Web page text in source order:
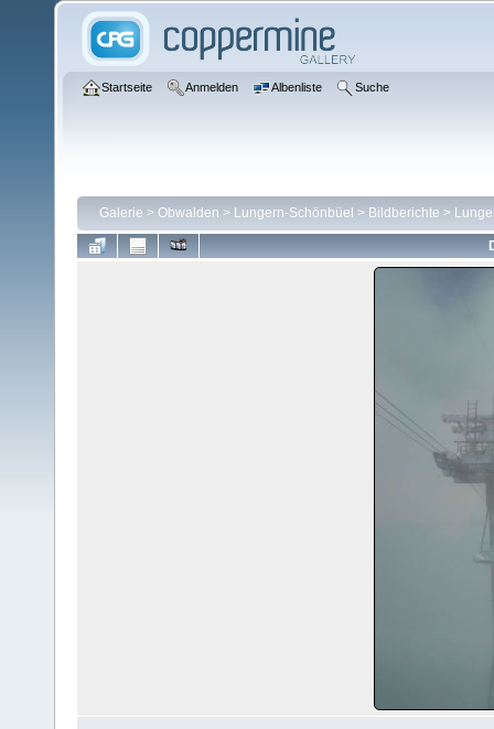
Startseite Anmelden Albenliste Suche
Galerie > Obwalden > Lungern-Schönbüel > Bildberichte >